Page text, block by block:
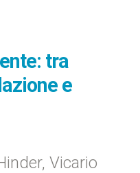
tra
e
Vicario